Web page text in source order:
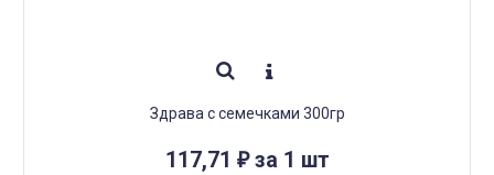
Здрава с семечками 300гр
117,71 ₽за 1 шт